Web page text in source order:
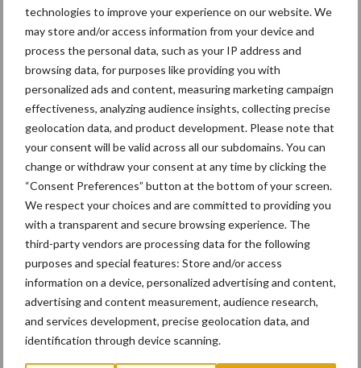
technologies to improve your experience on our website. We
may store and/or access information from your device and
process the personal data, such as your IP address and
browsing data, for purposes like providing you with
personalized ads and content, measuring marketing campaign
effectiveness, analyzing audience insights, collecting precise
geolocation data, and product development. Please note that
your consent will be valid across all our subdomains. You can
change or withdraw your consent at any time by clicking the
“Consent Preferences” button at the bottom of your screen.
We respect your choices and are committed to providing you
with a transparent and secure browsing experience. The
third-party vendors are processing data for the following
purposes and special features: Store and/or access
information on a device, personalized advertising and content,
advertising and content measurement, audience research,
and services development, precise geolocation data, and
identification through device scanning.
Zoeken...
Zoek
Recente berichten
Terra-nieuws vanaf nu op deloonwerker.be
Wettelijke aanvaardingsplicht batterijen
Engcon lanceert EC02 Basic
“Universele componenten en hufterproof”
Rototilt introduceert draaikantelstukken in drie nieuwe
landen